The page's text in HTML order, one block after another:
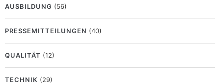
AUSBILDUNG (56)
PRESSEMITTEILUNGEN (40)
QUALITÄT (12)
TECHNIK (29)